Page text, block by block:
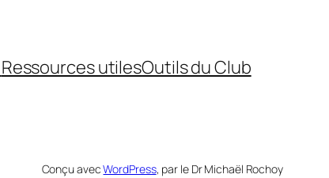
Ressources utilesOutils du Club
Conçu avecWordPress, par le Dr Michaël Rochoy